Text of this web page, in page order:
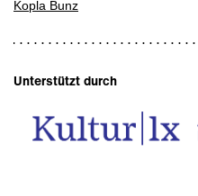
Kopla Bunz
Unterstützt durch